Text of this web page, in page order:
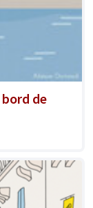
bord de